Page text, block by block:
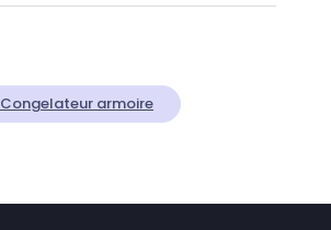
Congelateur armoire